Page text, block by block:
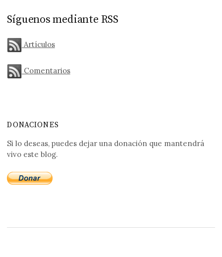
Síguenos mediante RSS
Artículos
Comentarios
DONACIONES
Si lo deseas, puedes dejar una donación que mantendrá
vivo este blog.